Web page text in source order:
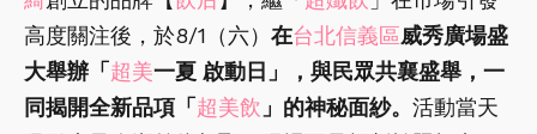
高度關注後，於8/1（六） 在台北信義區威秀廣場盛
大舉辦「 超美一夏 啟動日」，與民眾共襄盛舉，一
同揭開全新品項「 超美飲 」的神秘面紗。 活動當天